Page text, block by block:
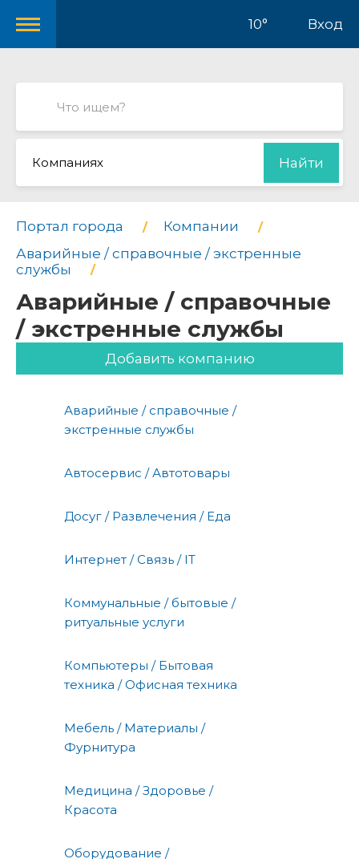
10° Вход
Компаниях Найти
Портал города
Компании
Аварийные / справочные / экстренные
службы
Аварийные / справочные
/ экстренные службы
Добавить компанию
Аварийные / справочные /
экстренные службы
Автосервис / Автотовары
Досуг / Развлечения / Еда
Интернет / Связь / IT
Коммунальные / бытовые /
ритуальные услуги
Компьютеры / Бытовая
техника / Офисная техника
Мебель / Материалы /
Фурнитура
Медицина / Здоровье /
Красота
Оборудование /